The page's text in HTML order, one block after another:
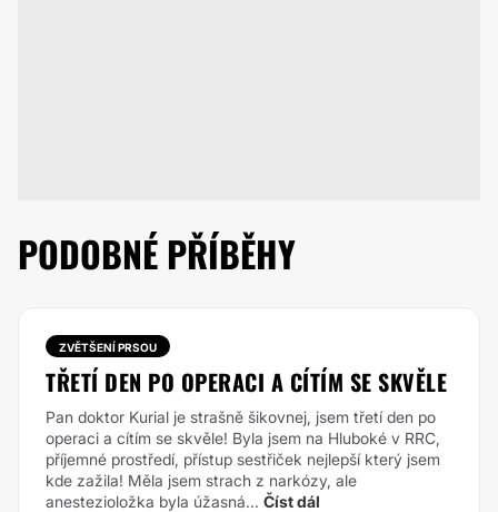
PODOBNÉ PŘÍBĚHY
ZVĚTŠENÍ PRSOU
TŘETÍ DEN PO OPERACI A CÍTÍM SE SKVĚLE
Pan doktor Kurial je strašně šikovnej, jsem třetí den po
operaci a cítím se skvěle! Byla jsem na Hluboké v RRC,
příjemné prostředí, přístup sestřiček nejlepší který jsem
kde zažila! Měla jsem strach z narkózy, ale
anestezioložka byla úžasná... Číst dál